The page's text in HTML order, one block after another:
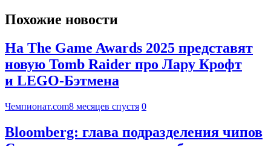
Похожие новости
На The Game Awards 2025 представят
новую Tomb Raider про Лару Крофт
и LEGO-Бэтмена
Чемпионат.com8 месяцев спустя 0
Bloomberg: глава подразделения чипов